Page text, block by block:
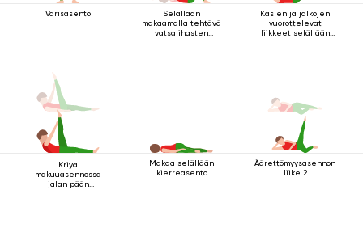
Varisasento
Selällään
makaamalla tehtävä
vatsalihasten
Käsien ja jalkojen
vuorottelevat
liikkeet selällään
Kriya
makuuasennossa
jalan pään
Makaa selällään
kierreasento
Äärettömyysasennon
liike 2